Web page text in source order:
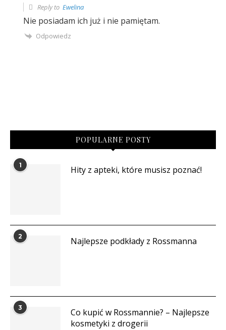
Reply to Ewelina
Nie posiadam ich już i nie pamiętam.
Odpowiedz
POPULARNE POSTY
1 Hity z apteki, które musisz poznać!
2 Najlepsze podkłady z Rossmanna
3
Co kupić w Rossmannie? – Najlepsze
kosmetyki z drogerii